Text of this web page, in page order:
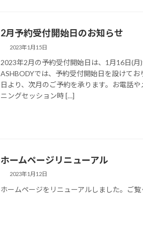
2月予約受付開始日のお知らせ
2023年1月15日
2023年2月の予約受付開始日は、1月16日(月)
ASHBODYでは、予約受付開始日を設けてお
日より、次月のご予約を承ります。お電話
ニングセッション時 […]
ホームページリニューアル
2023年1月12日
ホームページをリニューアルしました。ご覧